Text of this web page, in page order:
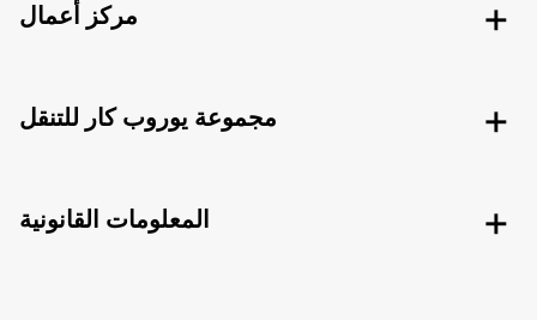
مركز أعمال
مجموعة يوروب كار للتنقل
المعلومات القانونية